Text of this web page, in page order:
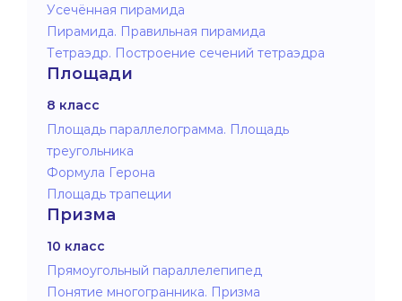
Усечённая пирамида
Пирамида. Правильная пирамида
Тетраэдр. Построение сечений тетраэдра
Площади
8 класс
Площадь параллелограмма. Площадь
треугольника
Формула Герона
Площадь трапеции
Призма
10 класс
Прямоугольный параллелепипед
Понятие многогранника. Призма